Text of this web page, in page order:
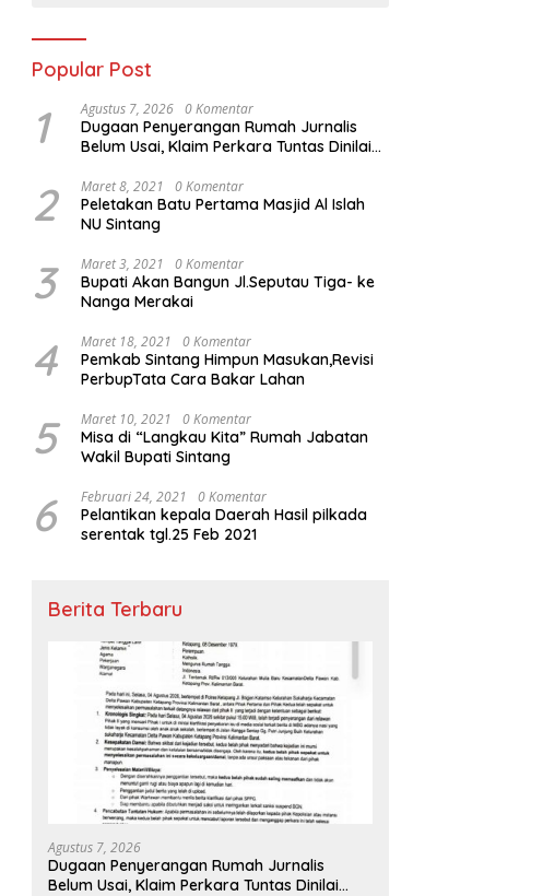
Popular Post
1 Agustus 7, 2026 0 Komentar
Dugaan Penyerangan Rumah Jurnalis
Belum Usai, Klaim Perkara Tuntas Dinilai
2 Maret 8, 2021 0 Komentar
Peletakan Batu Pertama Masjid Al Islah
NU Sintang
3 Maret 3, 2021 0 Komentar
Bupati Akan Bangun Jl.Seputau Tiga- ke
Nanga Merakai
4 Maret 18, 2021 0 Komentar
Pemkab Sintang Himpun Masukan,Revisi
PerbupTata Cara Bakar Lahan
5 Maret 10, 2021 0 Komentar
Misa di “Langkau Kita” Rumah Jabatan
Wakil Bupati Sintang
6 Februari 24, 2021 0 Komentar
Pelantikan kepala Daerah Hasil pilkada
serentak tgl.25 Feb 2021
Berita Terbaru
Agustus 7, 2026
Dugaan Penyerangan Rumah Jurnalis
Belum Usai, Klaim Perkara Tuntas Dinilai